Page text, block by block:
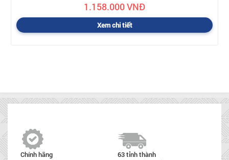
1.158.000 VNĐ
Xem chi tiết
Chính hãng 63 tỉnh thành